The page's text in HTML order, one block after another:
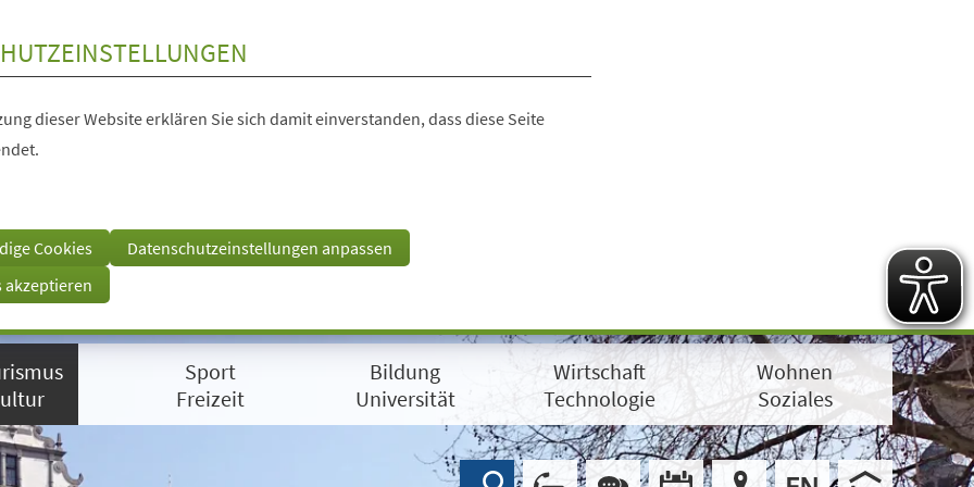
dieser Website erklären Sie sich damit einverstanden, dass diese Seite
Cookies
Datenschutzeinstellungen anpassen
akzeptieren
Sport
Freizeit
Bildung
Universität
Wirtschaft
Technologie
Wohnen
Soziales